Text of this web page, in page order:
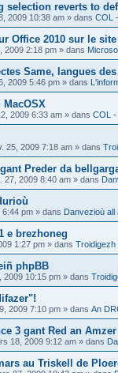
selection reverts to
2009 10:38 am » dans COL
Office 2010 sur le
2009 2:18 pm » dans
Same, langues
2009 5:46 pm » dans
MacOSX
2009 6:33 am » dans COL -
25, 2009 7:18 am » dans
Preder da
27, 2009 8:40 am » dans
6:44 pm » dans Danvezioù all
e brezhoneg
1:27 pm » dans Troidigezh
phpBB
2009 10:15 pm » dans
2009 7:10 pm » dans An
3 gant Red an Amzer
18, 2009 9:12 am » dans
au Triskell de